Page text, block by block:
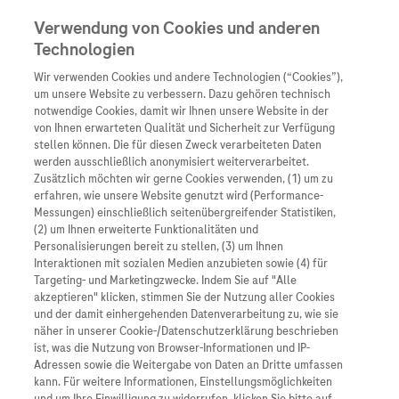
Unternehmen
Übersicht
Wer wir sind
Was uns antreibt
Unsere Standorte
Roche Stories
Events
Innovation
Übersicht
Forschung
Personalisierte
Digitalisierung
Blog Zukunftslabor
Übersicht
Unser Service für
Informationen zu
Diagnostik ist
Klinische Studien
Arzneimittel
Übersicht
Arzneimittel A-Z
Roche Pipeline
Roche Fachportal
Diagnostik
Kontakt
Presse
Karriere
Verwendung von Cookies und anderen
Technologien
Wir verwenden Cookies und andere Technologien (“Cookies”),
um unsere Website zu verbessern. Dazu gehören technisch
notwendige Cookies, damit wir Ihnen unsere Website in der
von Ihnen erwarteten Qualität und Sicherheit zur Verfügung
stellen können. Die für diesen Zweck verarbeiteten Daten
werden ausschließlich anonymisiert weiterverarbeitet.
Zusätzlich möchten wir gerne Cookies verwenden, (1) um zu
erfahren, wie unsere Website genutzt wird (Performance-
Messungen) einschließlich seitenübergreifender Statistiken,
(2) um Ihnen erweiterte Funktionalitäten und
Personalisierungen bereit zu stellen, (3) um Ihnen
Interaktionen mit sozialen Medien anzubieten sowie (4) für
Targeting- und Marketingzwecke. Indem Sie auf "Alle
akzeptieren" klicken, stimmen Sie der Nutzung aller Cookies
und der damit einhergehenden Datenverarbeitung zu, wie sie
näher in unserer Cookie-/Datenschutzerklärung beschrieben
ist, was die Nutzung von Browser-Informationen und IP-
Adressen sowie die Weitergabe von Daten an Dritte umfassen
kann. Für weitere Informationen, Einstellungsmöglichkeiten